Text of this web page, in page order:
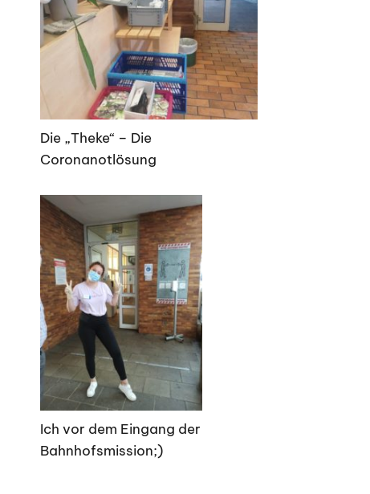
Die „Theke“ – Die
Coronanotlösung
Ich vor dem Eingang der
Bahnhofsmission;)